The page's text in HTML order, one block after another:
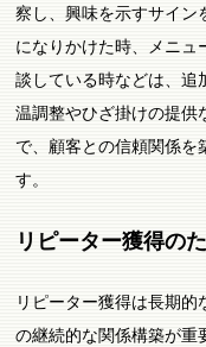
察し、興味を示すサイン
になりかけた時、メニュ
談している時などは、追
温調整やひざ掛けの提供
で、顧客との信頼関係を
す。
リピーター獲得の
リピーター獲得は長期
の継続的な関係構築が重